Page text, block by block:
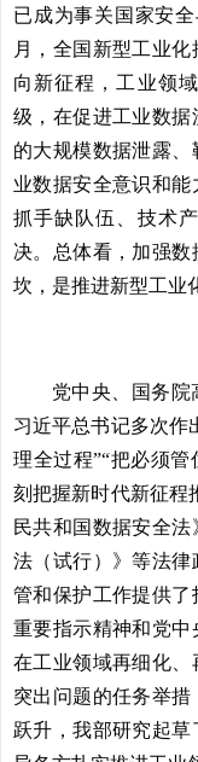
已成为事关国家安
月，全国新型工业
向新征程，工业领
级，在促进工业数
的大规模数据泄露
业数据安全意识和
抓手缺队伍、技术
决。总体看，加强
坎，是推进新型工业
党中央、国务院
习近平总书记多次作
理全过程”“把必须
刻把握新时代新征程
民共和国数据安全
法（试行）》等法
管和保护工作提供
重要指示精神和党
在工业领域再细化
突出问题的任务举
跃升，我部研究起